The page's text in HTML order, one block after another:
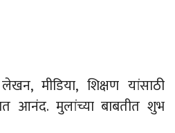
मीडिया, शिक्षण यांसाठी
आनंद. मुलांच्या बाबतीत शुभ